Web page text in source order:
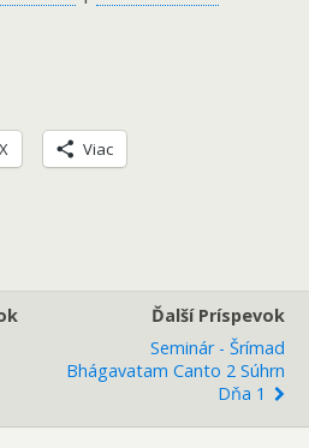
X Viac
Ďalší Príspevok
Seminár - Šrímad
Bhágavatam Canto 2 Súhrn
Dňa 1